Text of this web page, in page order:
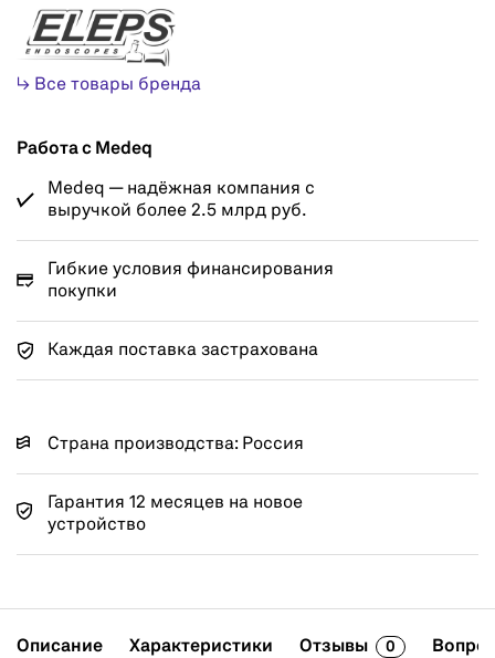
↳ Все товары бренда
Работа с Medeq
Medeq — надёжная компания с
выручкой более 2.5 млрд руб.
Гибкие условия финансирования
покупки
Каждая поставка застрахована
Страна производства: Россия
Гарантия 12 месяцев на новое
устройство
Описание Характеристики Отзывы 0